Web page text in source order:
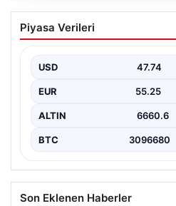
Nisan Ayı Doğum
2026: Ödemeler
Her ay düzenli olarak yapılan
Piyasa Verileri
USD 47.74
EUR 55.25
ALTIN 6660.6
BTC 3096680
Son Eklenen Haberler